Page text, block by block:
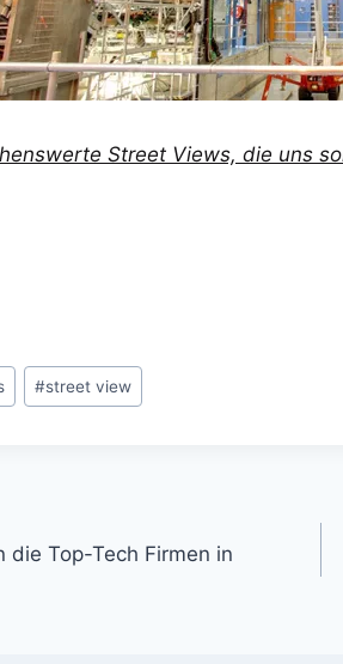
Street Views, die uns
#street view
die Top-Tech Firmen in